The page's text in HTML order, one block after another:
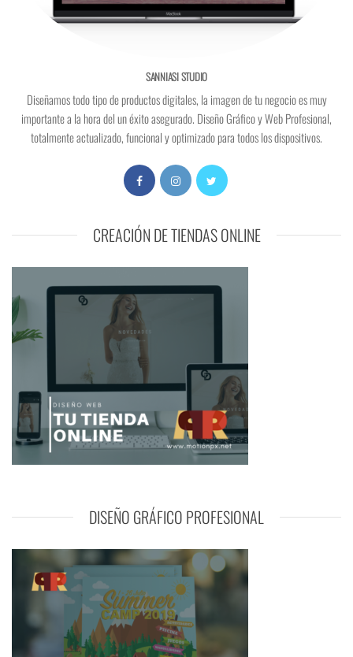
SANNIASI STUDIO
Diseñamos todo tipo de productos digitales, la imagen de tu negocio es muy
importante a la hora del un éxito asegurado. Diseño Gráfico y Web Profesional,
totalmente actualizado, funcional y optimizado para todos los dispositivos.
CREACIÓN DE TIENDAS ONLINE
DISEÑO GRÁFICO PROFESIONAL